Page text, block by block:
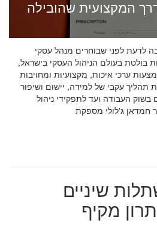
המקצועית שהובילה
ב-2026: מה חובה לדעת לפני שבוחרים מנהל עסקי
בולטת בעולם הניהול העסקי בישראל,
ערכי איכות, מקצועיות ומחויבות
תהליך עקבי של למידה, יישום ושיפור
העבודה ועד לתפקידי ניהול
שיניים
מקיף